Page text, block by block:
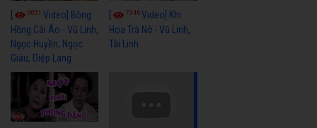
9051 Video] Bông
Hồng Cài Áo - Vũ Linh,
Ngọc Huyền, Ngọc
Giàu, Diệp Lang
7346Video] Khi
Hoa Trà Nở - Vũ Linh,
Tài Linh